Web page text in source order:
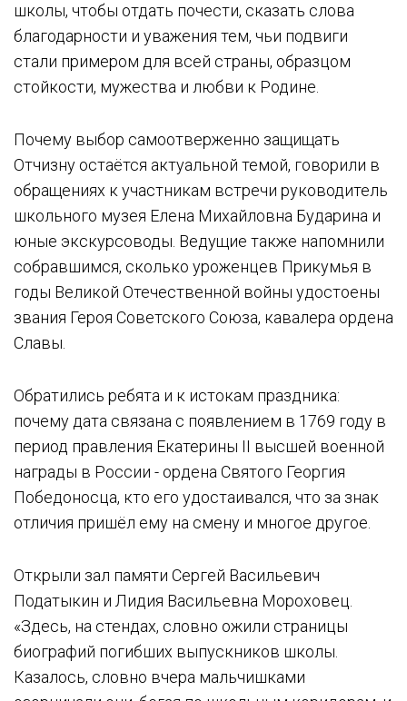
школы, чтобы отдать почести, сказать слова
благодарности и уважения тем, чьи подвиги
стали примером для всей страны, образцом
стойкости, мужества и любви к Родине.
Почему выбор самоотверженно защищать
Отчизну остаётся актуальной темой, говорили в
обращениях к участникам встречи руководитель
школьного музея Елена Михайловна Бударина и
юные экскурсоводы. Ведущие также напомнили
собравшимся, сколько уроженцев Прикумья в
годы Великой Отечественной войны удостоены
звания Героя Советского Союза, кавалера ордена
Славы.
Обратились ребята и к истокам праздника:
почему дата связана с появлением в 1769 году в
период правления Екатерины II высшей военной
награды в России - ордена Святого Георгия
Победоносца, кто его удостаивался, что за знак
отличия пришёл ему на смену и многое другое.
Открыли зал памяти Сергей Васильевич
Податыкин и Лидия Васильевна Мороховец.
«Здесь, на стендах, словно ожили страницы
биографий погибших выпускников школы.
Казалось, словно вчера мальчишками